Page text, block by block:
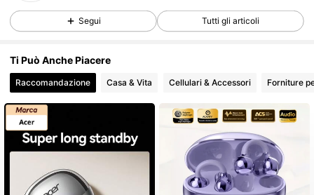
4.75 43 Follower
4.75 43 Follower
4.75 43 Follower
Segui Tutti gli articoli
Ti Può Anche Piacere
Raccomandazione Casa & Vita Cellulari & Accessori Forniture